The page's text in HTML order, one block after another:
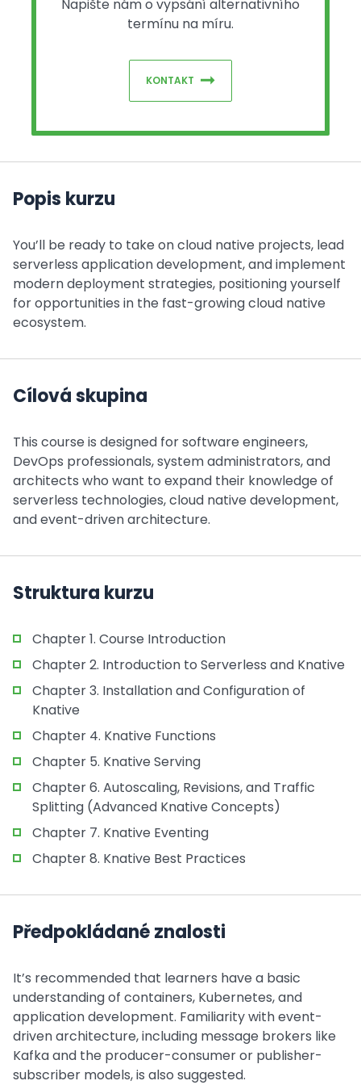
Napište nám o vypsání alternativního
termínu na míru.
KONTAKT
Popis kurzu
You’ll be ready to take on cloud native projects, lead
serverless application development, and implement
modern deployment strategies, positioning yourself
for opportunities in the fast-growing cloud native
ecosystem.
Cílová skupina
This course is designed for software engineers,
DevOps professionals, system administrators, and
architects who want to expand their knowledge of
serverless technologies, cloud native development,
and event-driven architecture.
Struktura kurzu
Chapter 1. Course Introduction
Chapter 2. Introduction to Serverless and Knative
Chapter 3. Installation and Configuration of
Knative
Chapter 4. Knative Functions
Chapter 5. Knative Serving
Chapter 6. Autoscaling, Revisions, and Traffic
Splitting (Advanced Knative Concepts)
Chapter 7. Knative Eventing
Chapter 8. Knative Best Practices
Předpokládané znalosti
It’s recommended that learners have a basic
understanding of containers, Kubernetes, and
application development. Familiarity with event-
driven architecture, including message brokers like
Kafka and the producer-consumer or publisher-
subscriber models, is also suggested.